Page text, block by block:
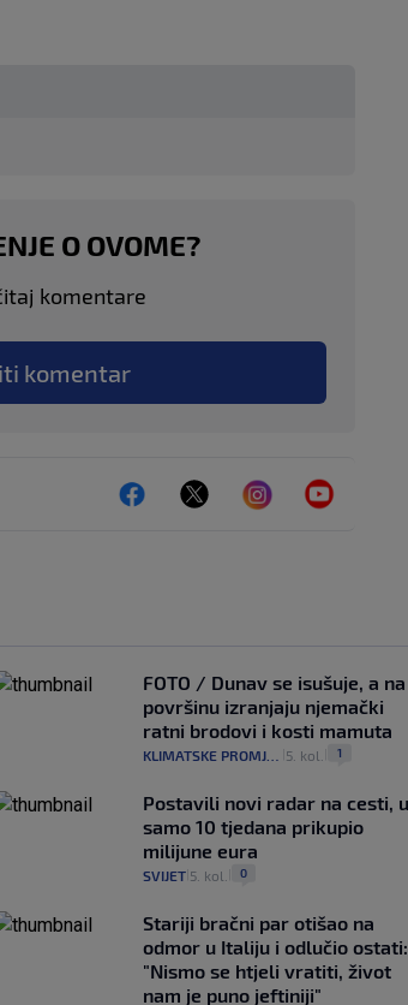
O OVOME?
komentare
komentar
FOTO / Dunav se isušuje, a na
površinu izranjaju njemački
ratni brodovi i kosti mamuta
KLIMATSKE PROMJENE 5. kol. 1
Postavili novi radar na cesti, u
samo 10 tjedana prikupio
milijune eura
SVIJET| 5. kol. 0
Stariji bračni par otišao na
odmor u Italiju i odlučio ostati:
"Nismo se htjeli vratiti, život
nam je puno jeftiniji"